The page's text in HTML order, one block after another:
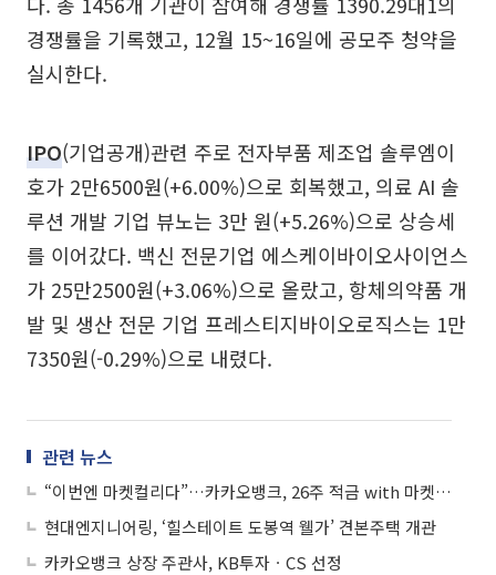
경쟁률을 기록했고, 12월 15~16일에 공모주 청약을
실시한다.
IPO(기업공개)관련 주로 전자부품 제조업 솔루엠이
호가 2만6500원(+6.00%)으로 회복했고, 의료 AI 솔
루션 개발 기업 뷰노는 3만 원(+5.26%)으로 상승세
를 이어갔다. 백신 전문기업 에스케이바이오사이언스
가 25만2500원(+3.06%)으로 올랐고, 항체의약품 개
발 및 생산 전문 기업 프레스티지바이오로직스는 1만
7350원(-0.29%)으로 내렸다.
관련 뉴스
“이번엔 마켓컬리다”…카카오뱅크, 26주 적금 with 마켓컬리 출시
현대엔지니어링, ‘힐스테이트 도봉역 웰가’ 견본주택 개관
카카오뱅크 상장 주관사, KB투자ㆍCS 선정